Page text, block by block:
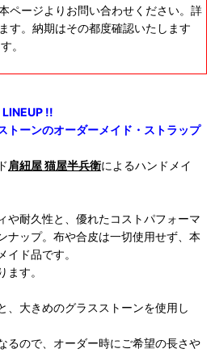
ページよりお問い合わせください。詳
す。納期はその都度確認いたします
。
!!
トーンのオーダーメイド・ストラップ
肩紐屋 猫屋半兵衛によるハンドメイ
や耐久性と、優れたコストパフォーマ
ナップ。布や合皮は一切使用せず、本
ド品です。
す。
、大きめのグラスストーンを使用し
るので、オーダー時にご希望の長さや